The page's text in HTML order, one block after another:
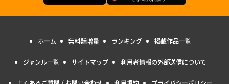
ホーム 無料話増量 ランキング 掲載作品一覧
ジャンル一覧 サイトマップ 利用者情報の外部送信について